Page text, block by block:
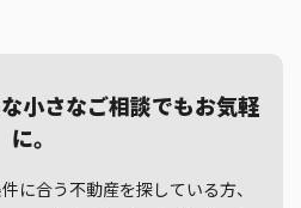
小さなご相談でもお気軽
に。
に合う不動産を探している方、